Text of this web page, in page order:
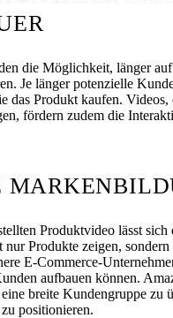
die Möglichkeit, länger
Je länger potenzielle
das Produkt kaufen.
fördern zudem die
Produktvideo lässt
Produkte zeigen,
E-Commerce-
aufbauen können.
breite Kundengruppe zu
positionieren.